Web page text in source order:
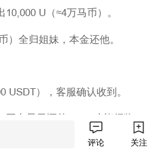
U（≈4万马币）。
）全归姐妹，本金还他。
USDT），客服确认收到。
平台显示还差164 U才能领奖。
道额度已满，明天再来”。
评论 关注